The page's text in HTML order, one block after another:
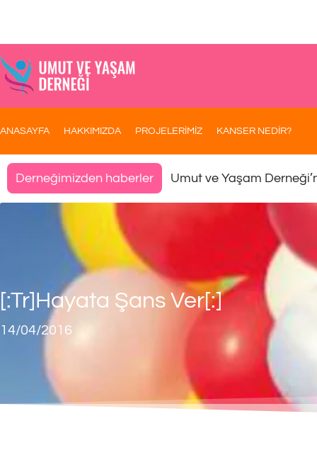
ANASAYFA HAKKIMIZDA PROJELERİMİZ KANSER NEDİR?
Derneğimizden haberler Umut ve Yaşam
[:tr]Hayata Şans Ver[:]
14/04/2016